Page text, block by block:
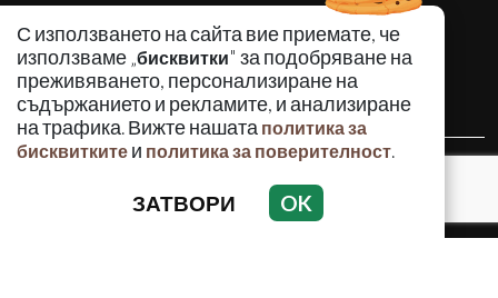
С използването на сайта вие приемате, че
използваме „бисквитки" за подобряване на
преживяването, персонализиране на
съдържанието и рекламите, и анализиране
на трафика. Вижте нашата политика за
бисквитките и политика за поверителност.
ЗАТВОРИ OK
ИНЦИДЕНТИ
АНАЛИЗИ
ПО СВЕТА
ВОДЕЩИ ТЕМИ
Използването и публикуването на част или цялото
съдържание на Crimes.BG без разрешение на Медийна
група Асмара ЕООД е забранено.